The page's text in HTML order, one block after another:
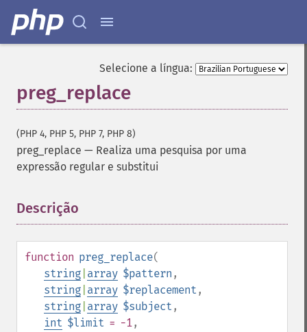
Selecione a língua:
preg_replace
(PHP 4, PHP 5, PHP 7, PHP 8)
preg_replace — Realiza uma pesquisa por uma
expressão regular e substitui
Descrição
function preg_replace(
string array $pattern ,
string array $replacement ,
string array $subject ,
int $limit = -1,